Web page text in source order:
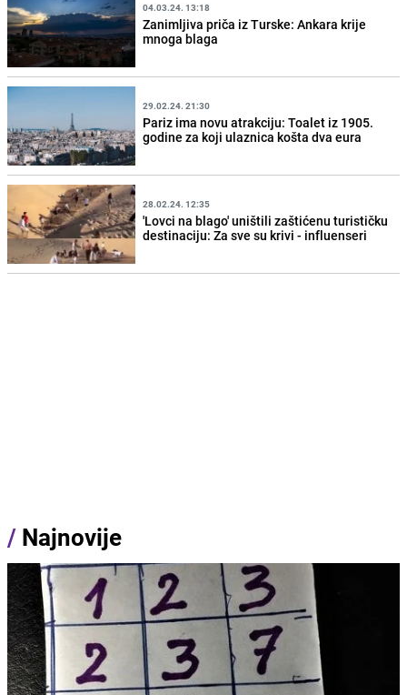
04.03.24. 13:18
Zanimljiva priča iz Turske: Ankara krije
mnoga blaga
29.02.24. 21:30
Pariz ima novu atrakciju: Toalet iz 1905.
godine za koji ulaznica košta dva eura
28.02.24. 12:35
'Lovci na blago' uništili zaštićenu turističku
destinaciju: Za sve su krivi - influenseri
/ Najnovije